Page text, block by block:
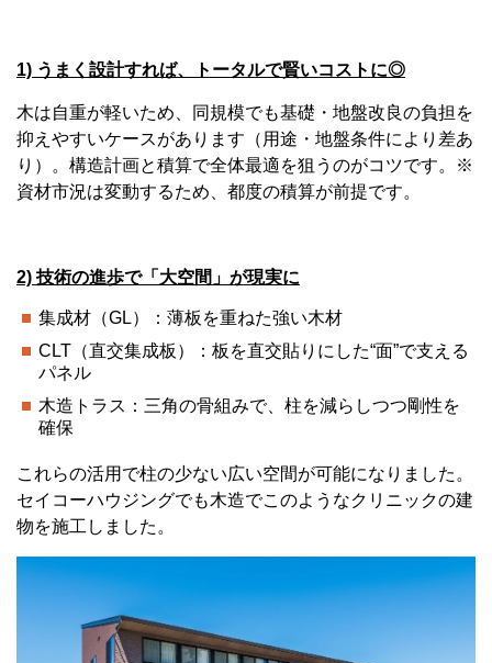
1) うまく設計すれば、トータルで賢いコストに◎
木は自重が軽いため、同規模でも基礎・地盤改良の負担を
抑えやすいケースがあります（用途・地盤条件により差あ
り）。構造計画と積算で全体最適を狙うのがコツです。※
資材市況は変動するため、都度の積算が前提です。
2) 技術の進歩で「大空間」が現実に
集成材（GL）：薄板を重ねた強い木材
CLT（直交集成板）：板を直交貼りにした“面”で支える
パネル
木造トラス：三角の骨組みで、柱を減らしつつ剛性を
確保
これらの活用で柱の少ない広い空間が可能になりました。
セイコーハウジングでも木造でこのようなクリニックの建
物を施工しました。